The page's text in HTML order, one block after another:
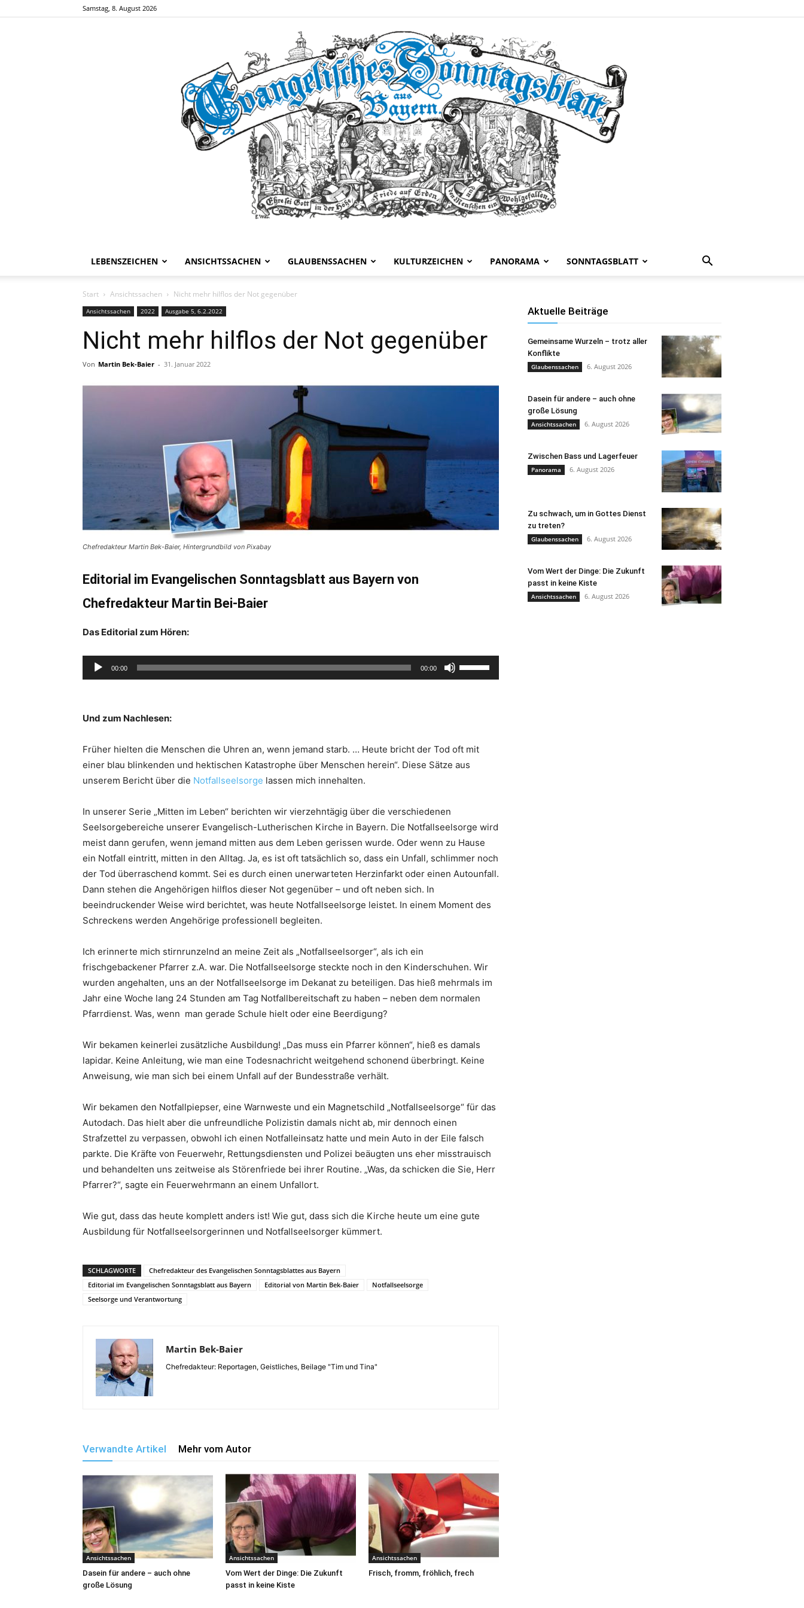
Samstag, 8. August 2026
LEBENSZEICHEN ANSICHTSSACHEN GLAUBENSSACHEN KULTURZEICHEN PANORAMA SONNTAGSBLATT
Start Ansichtssachen Nicht mehr hilflos der Not gegenüber
Ansichtssachen 2022 Ausgabe 5, 6.2.2022
Nicht mehr hilflos der Not gegenüber
Von Martin Bek-Baier - 31. Januar 2022
Chefredakteur Martin Bek-Baier, Hintergrundbild von Pixabay
Editorial im Evangelischen Sonntagsblatt aus Bayern von
Chefredakteur Martin Bei-Baier
Das Editorial zum Hören:
Audio-
Player
00:00 00:00
Hoch/Runter
zu
regeln.
Und zum Nachlesen:
Früher hielten die Menschen die Uhren an, wenn jemand starb. … Heute bricht der Tod oft mit
einer blau blinkenden und hektischen Katastrophe über Menschen herein“. Diese Sätze aus
unserem Bericht über die Notfallseelsorge lassen mich innehalten.
In unserer Serie „Mitten im Leben“ berichten wir vierzehntägig über die verschiedenen
Seelsorgebereiche unserer Evangelisch-Lutherischen Kirche in Bayern. Die Notfallseelsorge wird
meist dann gerufen, wenn jemand mitten aus dem Leben gerissen wurde. Oder wenn zu Hause
ein Notfall eintritt, mitten in den Alltag. Ja, es ist oft tatsächlich so, dass ein Unfall, schlimmer noch
der Tod überraschend kommt. Sei es durch einen unerwarteten Herzinfarkt oder einen Autounfall.
Dann stehen die Angehörigen hilflos dieser Not gegenüber – und oft neben sich. In
beeindruckender Weise wird berichtet, was heute Notfallseelsorge leistet. In einem Moment des
Schreckens werden Angehörige professionell begleiten.
Ich erinnerte mich stirnrunzelnd an meine Zeit als „Notfallseelsorger“, als ich ein
frischgebackener Pfarrer z.A. war. Die Notfallseelsorge steckte noch in den Kinderschuhen. Wir
wurden angehalten, uns an der Notfallseelsorge im Dekanat zu beteiligen. Das hieß mehrmals im
Jahr eine Woche lang 24 Stunden am Tag Notfallbereitschaft zu haben – neben dem normalen
Pfarrdienst. Was, wenn man gerade Schule hielt oder eine Beerdigung?
Wir bekamen keinerlei zusätzliche Ausbildung! „Das muss ein Pfarrer können“, hieß es damals
lapidar. Keine Anleitung, wie man eine Todesnachricht weitgehend schonend überbringt. Keine
Anweisung, wie man sich bei einem Unfall auf der Bundesstraße verhält.
Wir bekamen den Notfallpiepser, eine Warnweste und ein Magnetschild „Notfallseelsorge“ für das
Autodach. Das hielt aber die unfreundliche Polizistin damals nicht ab, mir dennoch einen
Strafzettel zu verpassen, obwohl ich einen Notfalleinsatz hatte und mein Auto in der Eile falsch
parkte. Die Kräfte von Feuerwehr, Rettungsdiensten und Polizei beäugten uns eher misstrauisch
und behandelten uns zeitweise als Störenfriede bei ihrer Routine. „Was, da schicken die Sie, Herr
Pfarrer?“, sagte ein Feuerwehrmann an einem Unfallort.
Wie gut, dass das heute komplett anders ist! Wie gut, dass sich die Kirche heute um eine gute
Ausbildung für Notfallseelsorgerinnen und Notfallseelsorger kümmert.
SCHLAGWORTE
Chefredakteur des Evangelischen Sonntagsblattes aus Bayern
Editorial im Evangelischen Sonntagsblatt aus Bayern
Editorial von Martin Bek-Baier
Notfallseelsorge
Seelsorge und Verantwortung
Martin Bek-Baier
Chefredakteur: Reportagen, Geistliches, Beilage "Tim und Tina"
Verwandte Artikel Mehr vom Autor
Ansichtssachen
Dasein für andere – auch ohne
große Lösung
Ansichtssachen
Vom Wert der Dinge: Die Zukunft
passt in keine Kiste
Ansichtssachen
Frisch, fromm, fröhlich, frech
Aktuelle Beiträge
Gemeinsame Wurzeln – trotz aller
Konflikte
Glaubenssachen 6. August 2026
Dasein für andere – auch ohne
große Lösung
Ansichtssachen 6. August 2026
Zwischen Bass und Lagerfeuer
Panorama 6. August 2026
Zu schwach, um in Gottes Dienst
zu treten?
Glaubenssachen 6. August 2026
Vom Wert der Dinge: Die Zukunft
passt in keine Kiste
Ansichtssachen 6. August 2026